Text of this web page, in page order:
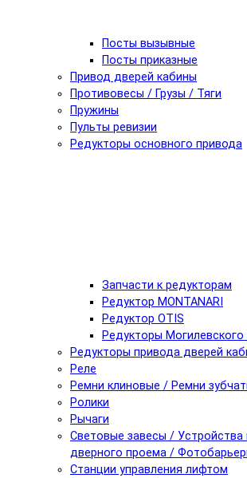
Посты вызывные
Посты приказные
Привод дверей кабины
Противовесы / Грузы / Тяги
Пружины
Пульты ревизии
Редукторы основного привода
Запчасти к редукторам
Редуктор MONTANARI
Редуктор OTIS
Редукторы Могилевского
Редукторы привода дверей
Реле
Ремни клиновые / Ремни
Ролики
Рычаги
Световые завесы / Устройства
дверного проема /
Станции управления лифтом